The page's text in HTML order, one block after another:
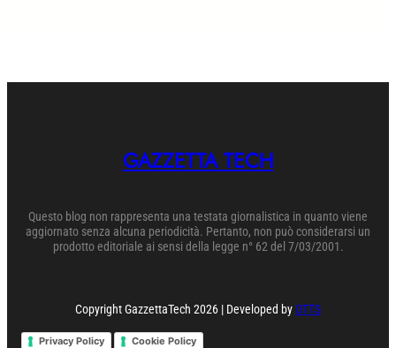
GAZZETTA TECH
Questo blog non rappresenta una testata giornalistica in quanto viene
aggiornato senza alcuna periodicità. Pertanto, non può considerarsi un
prodotto editoriale ai sensi della legge n° 62 del 7/03/2001.
Copyright GazzettaTech 2026 | Developed byOTTS
Privacy Policy Cookie Policy